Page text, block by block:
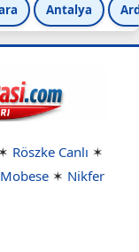
Antalya
✶ Röszke Canlı ✶
✶ Nikfer